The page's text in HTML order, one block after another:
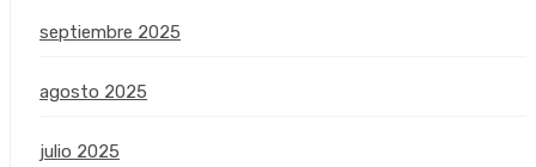
septiembre 2025
agosto 2025
julio 2025